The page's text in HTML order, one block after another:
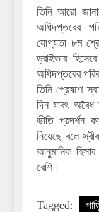
তিনি আরো
অধিদপ্তরের
যোগ্যতা ৮ম
ড্রাইভার
অধিদপ্তরের
তিনি প্রেষণে
দিন যাবৎ অবৈধ
ভীতি প্রদর্শন
নিয়েছে বলে
আনুমানিক হিসাব
বেশি।
Tagged: